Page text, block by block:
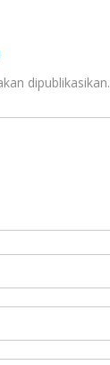
dipublikasikan.